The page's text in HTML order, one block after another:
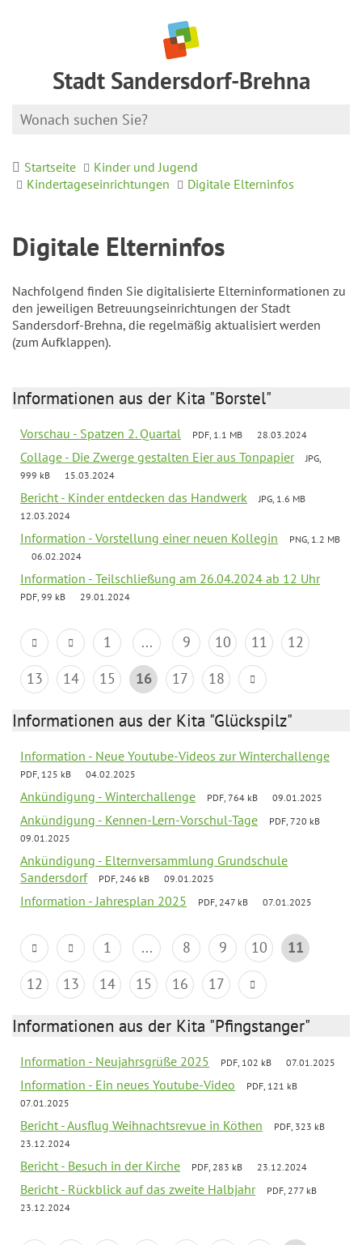
Stadt Sandersdorf-Brehna
Startseite
Kinder und Jugend
Kindertageseinrichtungen
Digitale Elterninfos
Digitale Elterninfos
Nachfolgend finden Sie digitalisierte Elterninformationen zu
den jeweiligen Betreuungseinrichtungen der Stadt
Sandersdorf-Brehna, die regelmäßig aktualisiert werden
(zum Aufklappen).
Informationen aus der Kita "Borstel"
Vorschau - Spatzen 2. Quartal PDF, 1.1 MB 28.03.2024
Collage - Die Zwerge gestalten Eier aus Tonpapier
JPG,
999 kB
15.03.2024
Bericht - Kinder entdecken das Handwerk
JPG, 1.6 MB
12.03.2024
Information - Vorstellung einer neuen Kollegin
PNG, 1.2 MB
06.02.2024
Information - Teilschließung am 26.04.2024 ab 12 Uhr
PDF, 99 kB 29.01.2024
1 ... 9 10 11
12
13
14 15 16 17 18
Informationen aus der Kita "Glückspilz"
Information - Neue Youtube-Videos zur Winterchallenge
PDF, 125 kB 04.02.2025
Ankündigung - Winterchallenge PDF, 764 kB 09.01.2025
Ankündigung - Kennen-Lern-Vorschul-Tage
PDF, 720 kB
09.01.2025
Ankündigung - Elternversammlung Grundschule
Sandersdorf
PDF, 246 kB 09.01.2025
Information - Jahresplan 2025 PDF, 247 kB 07.01.2025
1 ... 8 9 10
11
12
13 14 15 16 17
Informationen aus der Kita "Pfingstanger"
Information - Neujahrsgrüße 2025 PDF, 102 kB 07.01.2025
Information - Ein neues Youtube-Video
PDF, 121 kB
07.01.2025
Bericht - Ausflug Weihnachtsrevue in Köthen
PDF, 323 kB
23.12.2024
Bericht - Besuch in der Kirche PDF, 283 kB 23.12.2024
Bericht - Rückblick auf das zweite Halbjahr
PDF, 277 kB
23.12.2024